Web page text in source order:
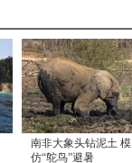
南非大象头钻泥土 模
仿“鸵鸟”避暑